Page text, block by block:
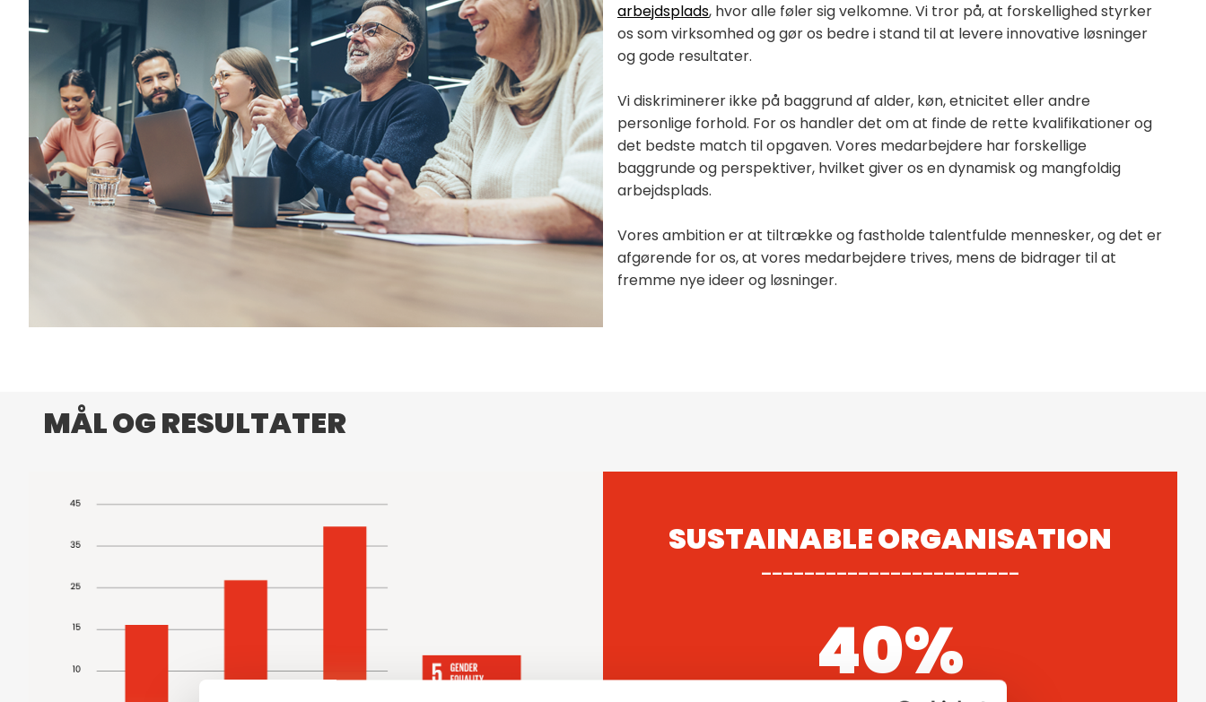
arbejdsplads, hvor alle føler sig velkomne. Vi tror på, at forskellighed styrker
os som virksomhed og gør os bedre i stand til at levere innovative løsninger
og gode resultater.
Vi diskriminerer ikke på baggrund af alder, køn, etnicitet eller andre
personlige forhold. For os handler det om at finde de rette kvalifikationer og
det bedste match til opgaven. Vores medarbejdere har forskellige
baggrunde og perspektiver, hvilket giver os en dynamisk og mangfoldig
arbejdsplads.
Vores ambition er at tiltrække og fastholde talentfulde mennesker, og det er
afgørende for os, at vores medarbejdere trives, mens de bidrager til at
fremme nye ideer og løsninger.
MÅL OG RESULTATER
SUSTAINABLE ORGANISATION
________________________
40%